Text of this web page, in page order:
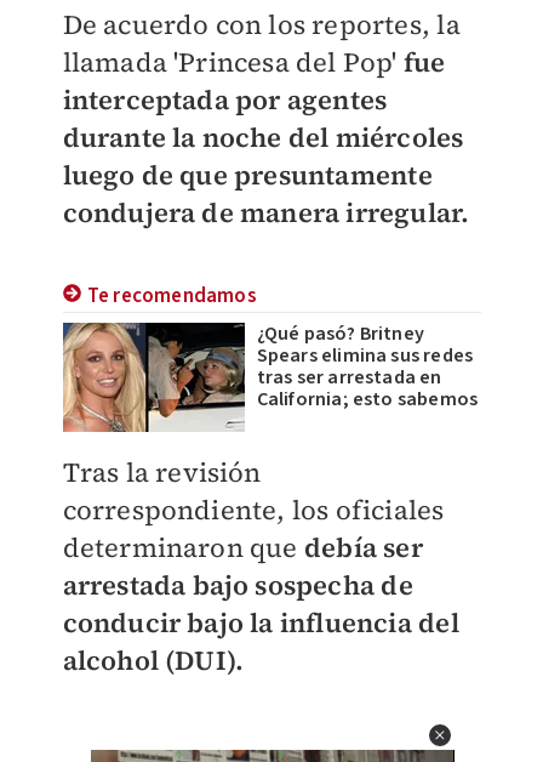
De acuerdo con los reportes, la
llamada 'Princesa del Pop' fue
interceptada por agentes
durante la noche del miércoles
luego de que presuntamente
condujera de manera irregular.
Te recomendamos
¿Qué pasó? Britney
Spears elimina sus redes
tras ser arrestada en
California; esto sabemos
Tras la revisión
correspondiente, los oficiales
determinaron que debía ser
arrestada bajo sospecha de
conducir bajo la influencia del
alcohol (DUI).